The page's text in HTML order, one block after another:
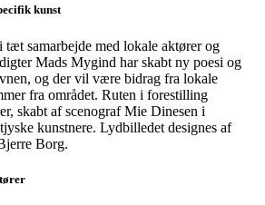
kunst
samarbejde med lokale aktører og
Mads Mygind har skabt ny poesi og
og der vil være bidrag fra lokale
fra området. Ruten i forestilling
skabt af scenograf Mie Dinesen i
kunstnere. Lydbilledet designes af
Borg.